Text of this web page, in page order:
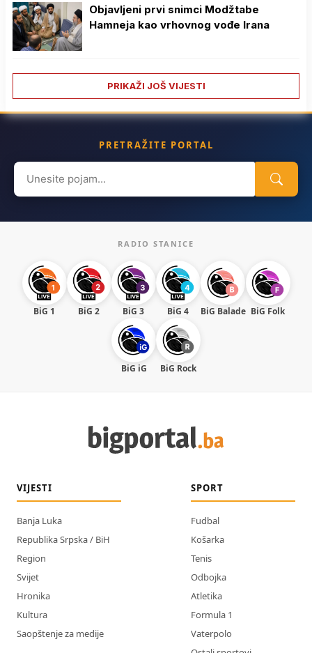
Objavljeni prvi snimci Modžtabe
Hamneja kao vrhovnog vođe Irana
PRIKAŽI JOŠ VIJESTI
PRETRAŽITE PORTAL
Search
for:
RADIO STANICE
BiG 1 BiG 2 BiG 3 BiG 4 BiG Balade BiG Folk
BiG iG BiG Rock
VIJESTI
Banja Luka
Republika Srpska / BiH
Region
Svijet
Hronika
Kultura
Saopštenje za medije
SPORT
Fudbal
Košarka
Tenis
Odbojka
Atletika
Formula 1
Vaterpolo